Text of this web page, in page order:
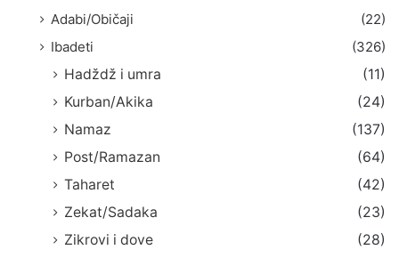
Adabi/Običaji
(22)
Ibadeti
(326)
Hadždž i umra
(11)
Kurban/Akika
(24)
Namaz
(137)
Post/Ramazan
(64)
Taharet
(42)
Zekat/Sadaka
(23)
Zikrovi i dove
(28)